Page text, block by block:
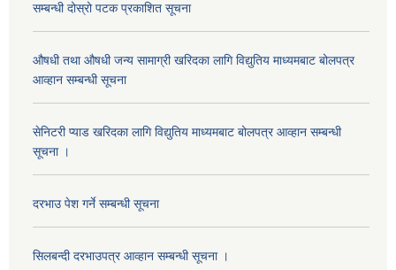
सम्बन्धी दोस्रो पटक प्रकाशित सूचना
औषधी तथा औषधी जन्य सामाग्री खरिदका लागि विद्युतिय माध्यमबाट बोलपत्र
आव्हान सम्बन्धी सूचना
सेनिटरी प्याड खरिदका लागि विद्युतिय माध्यमबाट बोलपत्र आव्हान सम्बन्धी
सूचना ।
दरभाउ पेश गर्ने सम्बन्धी सूचना
सिलबन्दी दरभाउपत्र आव्हान सम्बन्धी सूचना ।